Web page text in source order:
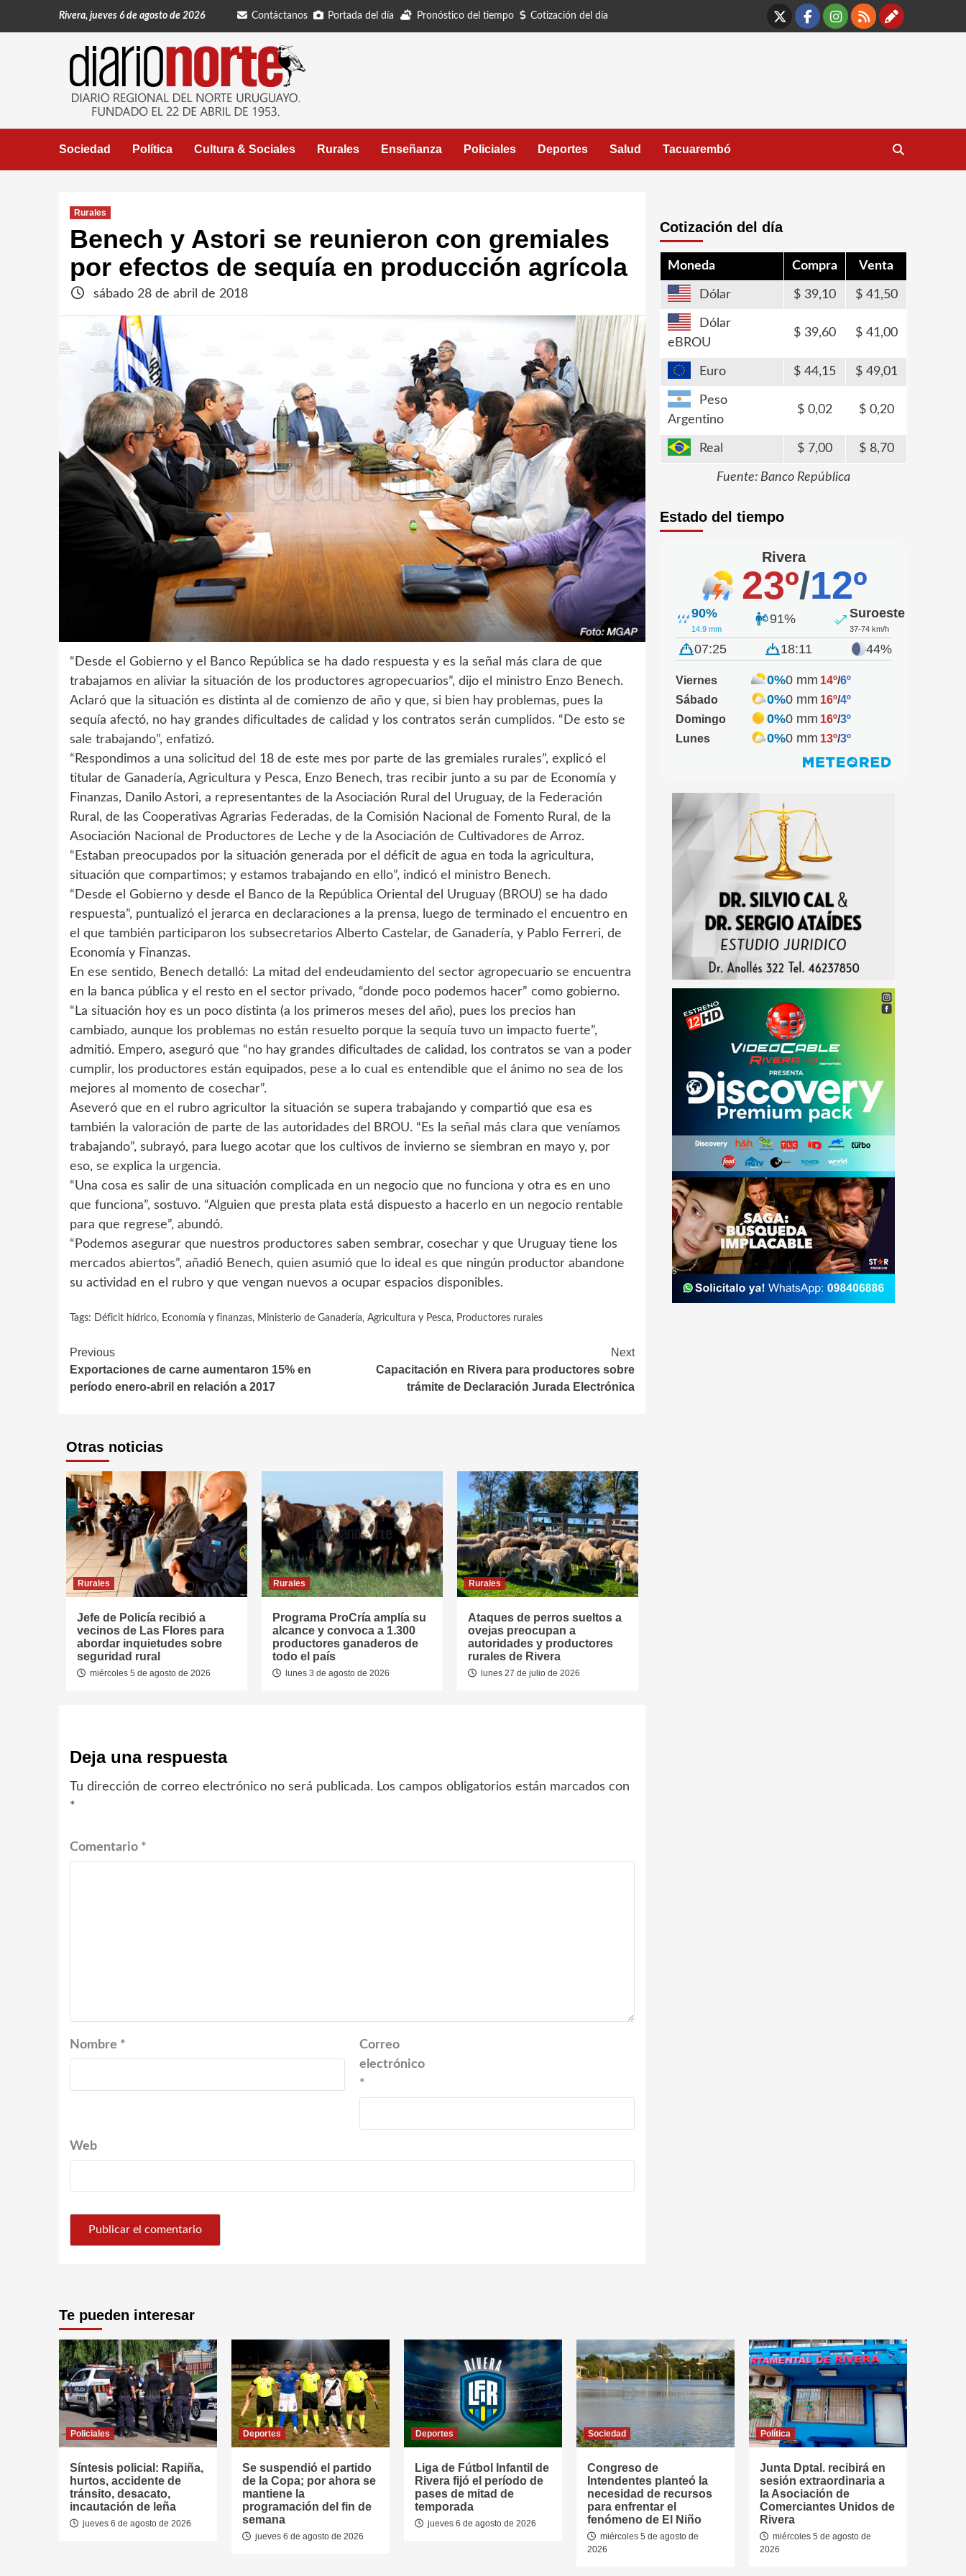
Rivera, jueves 6 de agosto de 2026 Contáctanos Portada del día Pronóstico del tiempo Cotización del día
X Facebook
Instagram
RSS
Sociedad Política Cultura & Sociales Rurales Enseñanza Policiales Deportes Salud Tacuarembó
Rurales
Benech y Astori se reunieron con gremiales
por efectos de sequía en producción agrícola
sábado 28 de abril de 2018
“Desde el Gobierno y el Banco República se ha dado respuesta y es la señal más clara de que
trabajamos en aliviar la situación de los productores agropecuarios”, dijo el ministro Enzo Benech.
Aclaró que la situación es distinta al de comienzo de año y que, si bien hay problemas, pues la
sequía afectó, no hay grandes dificultades de calidad y los contratos serán cumplidos. “De esto se
sale trabajando”, enfatizó.
“Respondimos a una solicitud del 18 de este mes por parte de las gremiales rurales”, explicó el
titular de Ganadería, Agricultura y Pesca, Enzo Benech, tras recibir junto a su par de Economía y
Finanzas, Danilo Astori, a representantes de la Asociación Rural del Uruguay, de la Federación
Rural, de las Cooperativas Agrarias Federadas, de la Comisión Nacional de Fomento Rural, de la
Asociación Nacional de Productores de Leche y de la Asociación de Cultivadores de Arroz.
“Estaban preocupados por la situación generada por el déficit de agua en toda la agricultura,
situación que compartimos; y estamos trabajando en ello”, indicó el ministro Benech.
“Desde el Gobierno y desde el Banco de la República Oriental del Uruguay (BROU) se ha dado
respuesta”, puntualizó el jerarca en declaraciones a la prensa, luego de terminado el encuentro en
el que también participaron los subsecretarios Alberto Castelar, de Ganadería, y Pablo Ferreri, de
Economía y Finanzas.
En ese sentido, Benech detalló: La mitad del endeudamiento del sector agropecuario se encuentra
en la banca pública y el resto en el sector privado, “donde poco podemos hacer” como gobierno.
“La situación hoy es un poco distinta (a los primeros meses del año), pues los precios han
cambiado, aunque los problemas no están resuelto porque la sequía tuvo un impacto fuerte”,
admitió. Empero, aseguró que “no hay grandes dificultades de calidad, los contratos se van a poder
cumplir, los productores están equipados, pese a lo cual es entendible que el ánimo no sea de los
mejores al momento de cosechar”.
Aseveró que en el rubro agricultor la situación se supera trabajando y compartió que esa es
también la valoración de parte de las autoridades del BROU. “Es la señal más clara que veníamos
trabajando”, subrayó, para luego acotar que los cultivos de invierno se siembran en mayo y, por
eso, se explica la urgencia.
“Una cosa es salir de una situación complicada en un negocio que no funciona y otra es en uno
que funciona”, sostuvo. “Alguien que presta plata está dispuesto a hacerlo en un negocio rentable
para que regrese”, abundó.
“Podemos asegurar que nuestros productores saben sembrar, cosechar y que Uruguay tiene los
mercados abiertos”, añadió Benech, quien asumió que lo ideal es que ningún productor abandone
su actividad en el rubro y que vengan nuevos a ocupar espacios disponibles.
Tags: Déficit hídrico, Economía y finanzas, Ministerio de Ganadería‚ Agricultura y Pesca, Productores rurales
Continue
Reading
Previous
Exportaciones de carne aumentaron 15% en
período enero-abril en relación a 2017
Next
Capacitación en Rivera para productores sobre
trámite de Declaración Jurada Electrónica
Otras noticias
Rurales
Jefe de Policía recibió a
vecinos de Las Flores para
abordar inquietudes sobre
seguridad rural
miércoles 5 de agosto de 2026
Rurales
Programa ProCría amplía su
alcance y convoca a 1.300
productores ganaderos de
todo el país
lunes 3 de agosto de 2026
Rurales
Ataques de perros sueltos a
ovejas preocupan a
autoridades y productores
rurales de Rivera
lunes 27 de julio de 2026
Deja una respuesta
Tu dirección de correo electrónico no será publicada. Los campos obligatorios están marcados con
*
Comentario *
Nombre *
Correo
electrónico
*
Web
Cotización del día
Moneda Compra Venta
Dólar 39,10 41,50
Dólar
eBROU
39,60 41,00
Euro 44,15 49,01
Peso
Argentino
0,02 0,20
Real 7,00 8,70
Fuente: Banco República
Estado del tiempo
Rivera
23º/12º
90%
14.9 mm
91% Suroeste
37-74 km/h
07:25 18:11 44%
Viernes 0%0 mm 14º/6º
Sábado
0%0 mm 16º/4º
Domingo
0%0 mm 16º/3º
Lunes
0%0 mm 13º/3º
Te pueden interesar
Policiales
Síntesis policial: Rapiña,
hurtos, accidente de
tránsito, desacato,
incautación de leña
jueves 6 de agosto de 2026
Deportes
Se suspendió el partido
de la Copa; por ahora se
mantiene la
programación del fin de
semana
jueves 6 de agosto de 2026
Deportes
Liga de Fútbol Infantil de
Rivera fijó el período de
pases de mitad de
temporada
jueves 6 de agosto de 2026
Sociedad
Congreso de
Intendentes planteó la
necesidad de recursos
para enfrentar el
fenómeno de El Niño
miércoles 5 de agosto de
2026
Política
Junta Dptal. recibirá en
sesión extraordinaria a
la Asociación de
Comerciantes Unidos de
Rivera
miércoles 5 de agosto de
2026